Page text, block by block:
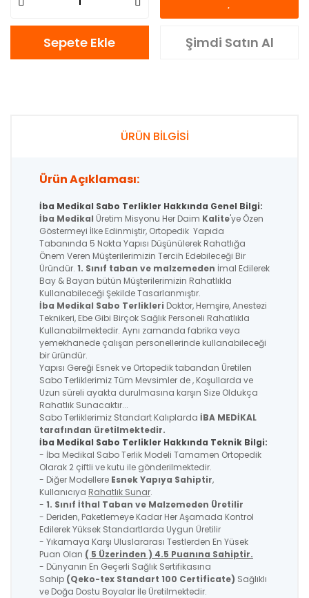
Sepete Ekle Şimdi Satın Al
ÜRÜN BİLGİSİ
Ürün Açıklaması:
İba Medikal Sabo Terlikler Hakkında Genel Bilgi:
İba Medikal Üretim Misyonu Her Daim Kalite'ye Özen
Göstermeyi İlke Edinmiştir, Ortopedik Yapıda
Tabanında 5 Nokta Yapısı Düşünülerek Rahatlığa
Önem Veren Müşterilerimizin Tercih Edebileceği Bir
Üründür. 1. Sınıf taban ve malzemeden İmal Edilerek
Bay & Bayan bütün Müşterilerimizin Rahatlıkla
Kullanabileceği Şekilde Tasarlanmıştır.
İba Medikal Sabo Terlikleri Doktor, Hemşire, Anestezi
Teknikeri, Ebe Gibi Birçok Sağlık Personeli Rahatlıkla
Kullanabilmektedir. Aynı zamanda fabrika veya
yemekhanede çalışan personellerinde kullanabileceği
bir üründür.
Yapısı Gereği Esnek ve Ortopedik tabandan Üretilen
Sabo Terliklerimiz Tüm Mevsimler de , Koşullarda ve
Uzun süreli ayakta durulmasına karşın Size Oldukça
Rahatlık Sunacaktır...
Sabo Terliklerimiz Standart Kalıplarda İBA MEDİKAL
tarafından üretilmektedir.
İba Medikal Sabo Terlikler Hakkında Teknik Bilgi:
- İba Medikal Sabo Terlik Modeli Tamamen Ortopedik
Olarak 2 çiftli ve kutu ile gönderilmektedir.
- Diğer Modellere Esnek Yapıya Sahiptir,
Kullanıcıya Rahatlık Sunar.
- 1. Sınıf İthal Taban ve Malzemeden Üretilir
- Deriden, Paketlemeye Kadar Her Aşamada Kontrol
Edilerek Yüksek Standartlarda Uygun Üretilir
- Yıkamaya Karşı Uluslararası Testlerden En Yüsek
Puan Olan ( 5 Üzerinden ) 4.5 Puanına Sahiptir.
- Dünyanın En Geçerli Sağlık Sertifikasına
Sahip (Qeko-tex Standart 100 Certificate) Sağlıklı
ve Doğa Dostu Boyalar İle Üretilmektedir.